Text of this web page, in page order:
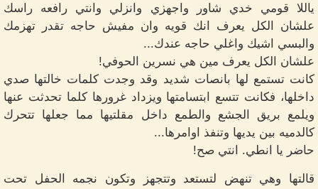
ياللا قومي خدي شاور واجهزي وانزلي وانتي رافعه راسك
علشان الكل يعرف انك قويه وان مفيش حاجه تقدر تهزمك
والبسي اشيك واغلي حاجه عندك...
علشان الكل يعرف مين هي نسرين الحوفي!
كانت تستمع لها بانصات شديد وقد وجدت كلمات خالتها صدي
داخلها، فكانت تتسع ابتسامتها ويزداد غرورها كلما تحدثت عنها
ويلمع بريق الجشع والطمع داخل مقلتيها مما جعلها تتحرك
كالدميه بين يديها وتنفذ اوامرها...
حاضر يا انطي. انتي صح!
قالتها وهي تنهض لتستعد وتتجهز وتكون نجمه الحفل تحت